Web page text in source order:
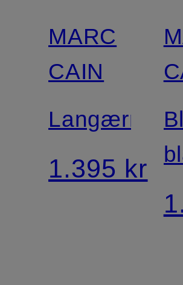
Certificeret
MARC
CAIN
Langærmet
1.395 kr